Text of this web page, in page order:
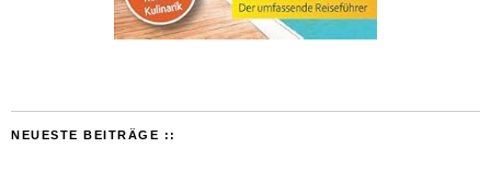
NEUESTE BEITRÄGE ::